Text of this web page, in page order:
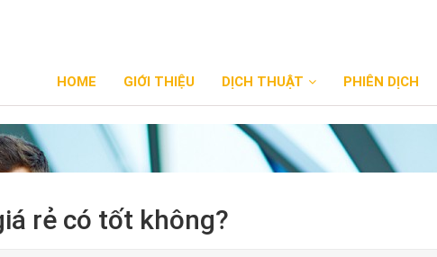
HOME GIỚI THIỆU DỊCH THUẬT PHIÊN DỊCH
rẻ có tốt không?